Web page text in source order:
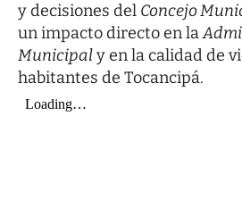
y decisiones del Concejo
un impacto directo en la
Municipaly en la calidad de
habitantes de Tocancipá.